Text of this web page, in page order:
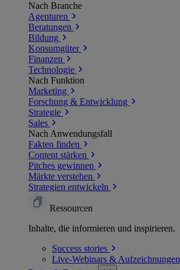
Nach Branche
Agenturen
Beratungen
Bildung
Konsumgüter
Finanzen
Technologie
Nach Funktion
Marketing
Forschung & Entwicklung
Strategie
Sales
Nach Anwendungsfall
Fakten finden
Content stärken
Pitches gewinnen
Märkte verstehen
Strategien entwickeln
Ressourcen
Inhalte, die informieren und inspirieren.
Success stories
Live-Webinars & Aufzeichnungen